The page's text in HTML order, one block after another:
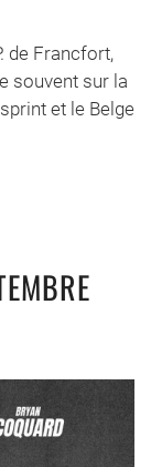
de Francfort,
souvent sur la
et le Belge